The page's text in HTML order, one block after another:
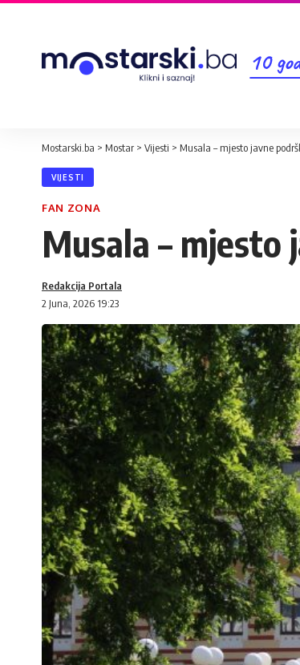
10
Mostarski.ba > Mostar > Vijesti > Musala – mjesto javne
VIJESTI
FAN ZONA
Musala – mjesto
2 Juna, 2026 19:23
Redakcija Portala